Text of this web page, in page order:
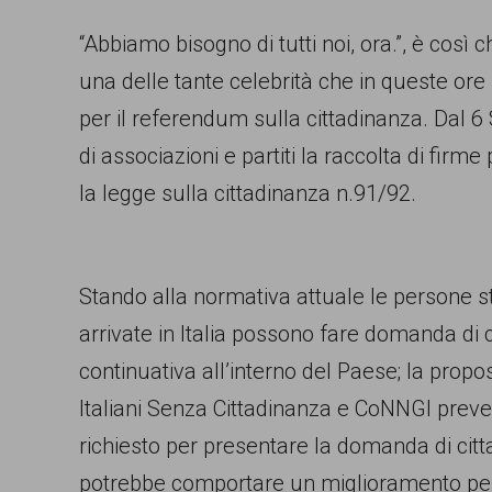
movimenti
per
le
pari
opportunità
e
la
“Abbiamo bisogno di tutti noi, ora.”, è così
una delle tante celebrità che in queste
per il referendum sulla cittadinanza. Dal
di associazioni e partiti la raccolta di
la legge sulla cittadinanza n.91/92.
Stando alla normativa attuale le persone
arrivate in Italia possono fare domanda di
continuativa all’interno del Paese; la
Italiani Senza Cittadinanza e CoNNGI
richiesto per presentare la domanda di
potrebbe comportare un miglioramento